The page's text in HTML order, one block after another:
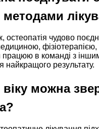
остеопатія чудово
в команді з
найкращого результату.
віку можна